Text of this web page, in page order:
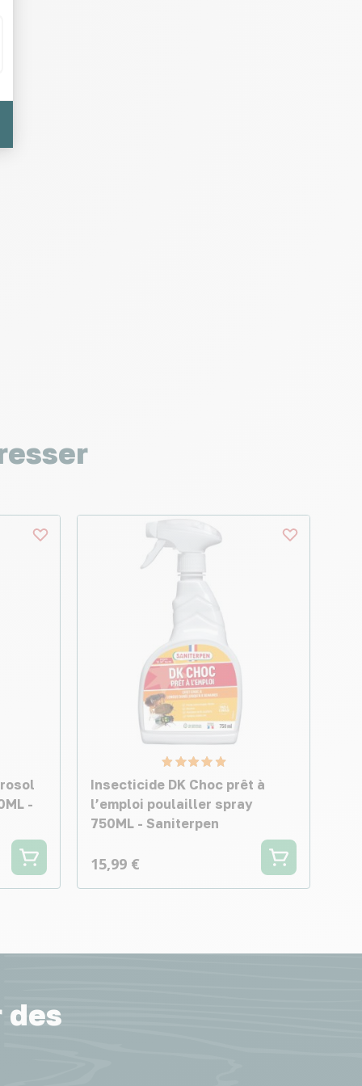
-
Insecticide DK Choc prêt à
l’emploi poulailler spray
750ML - Saniterpen
15,99 €
des